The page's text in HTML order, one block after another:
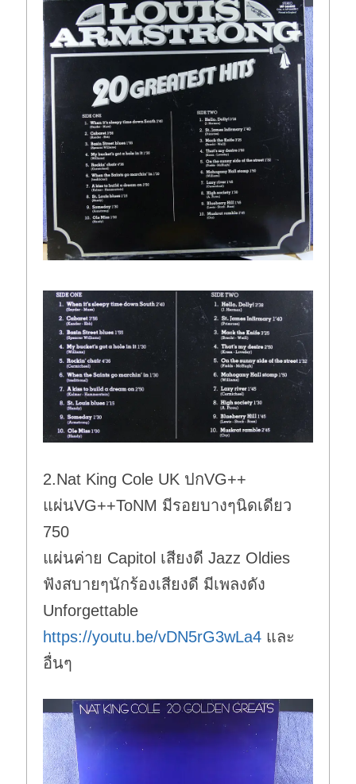
2.Nat King Cole UK ปกVG++
แผ่นVG++ToNM มีรอยบางๆนิดเดียว
750
แผ่นค่าย Capitol เสียงดี Jazz Oldies
ฟังสบายๆนักร้องเสียงดี มีเพลงดัง
Unforgettable
https://youtu.be/vDN5rG3wLa4 และ
อื่นๆ